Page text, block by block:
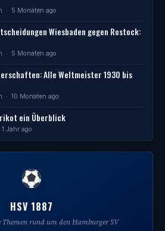
· 5 Monaten ago
Wiesbaden gegen Rostock:
· 5 Monaten ago
Alle Weltmeister 1930 bis
· 10 Monaten ago
ein Überblick
1 Jahr ago
HSV 1887
Themen rund um den Hamburger SV